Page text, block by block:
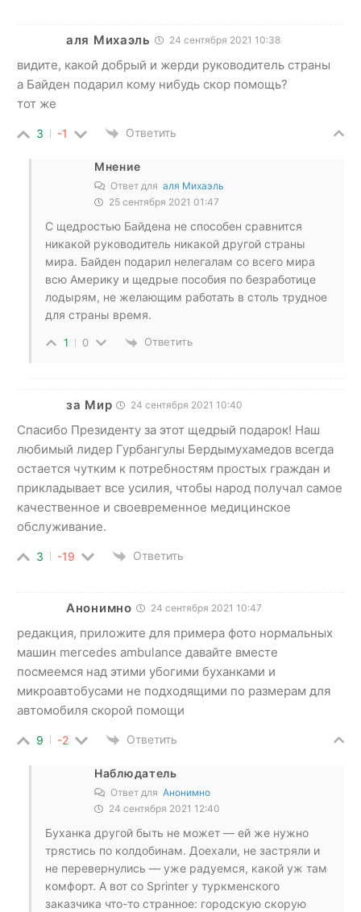
аля Михаэль 24 сентября 2021 10:38
видите, какой добрый и жерди руководитель страны
а Байден подарил кому нибудь скор помощь?
тот же
3 -1 Ответить
Мнение
Ответ для аля Михаэль
25 сентября 2021 01:47
С щедростью Байдена не способен сравнится
никакой руководитель никакой другой страны
мира. Байден подарил нелегалам со всего мира
всю Америку и щедрые пособия по безработице
лодырям, не желающим работать в столь трудное
для страны время.
1 0 Ответить
за Мир 24 сентября 2021 10:40
Спасибо Президенту за этот щедрый подарок! Наш
любимый лидер Гурбангулы Бердымухамедов всегда
остается чутким к потребностям простых граждан и
прикладывает все усилия, чтобы народ получал самое
качественное и своевременное медицинское
обслуживание.
3 -19 Ответить
Анонимно 24 сентября 2021 10:47
редакция, приложите для примера фото нормальных
машин mercedes ambulance давайте вместе
посмеемся над этими убогими буханками и
микроавтобусами не подходящими по размерам для
автомобиля скорой помощи
9 -2 Ответить
Наблюдатель
Ответ для Анонимно
24 сентября 2021 12:40
Буханка другой быть не может — ей же нужно
трястись по колдобинам. Доехали, не застряли и
не перевернулись — уже радуемся, какой уж там
комфорт. А вот со Sprinter у туркменского
заказчика что-то странное: городскую скорую